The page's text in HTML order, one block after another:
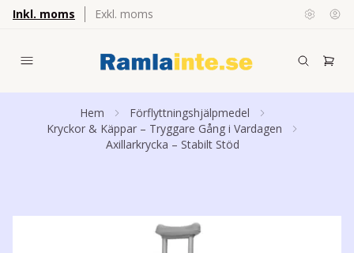
Inkl. moms Exkl. moms
Hem
Förflyttningshjälpmedel
Kryckor & Käppar – Tryggare Gång i Vardagen
Axillarkrycka – Stabilt Stöd